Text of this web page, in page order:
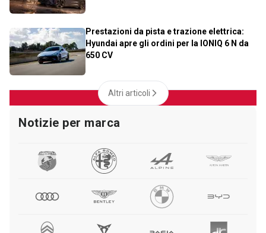
Prestazioni da pista e trazione elettrica:
Hyundai apre gli ordini per la IONIQ 6 N da
650 CV
Altri articoli
Notizie per marca